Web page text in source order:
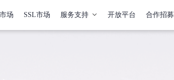
场 SSL市场 服务支持 开放平台 合作招募